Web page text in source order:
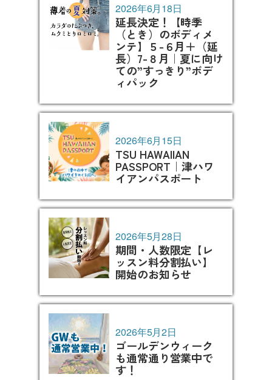
延長決定！【時季
（とき）のボディメ
ンテ】５-６月＋（延
長）7-８月｜夏に向け
ての”すっきり”ボデ
ィパック
2026年6月18日
TSU HAWAIIAN
PASSPORT｜津ハワ
イアンパスポート
2026年6月15日
期間・人数限定【レ
ッスン料分割払い】
開始のお知らせ
2026年5月28日
ゴールデンウィーク
も通常通り営業中で
す！
2026年5月2日